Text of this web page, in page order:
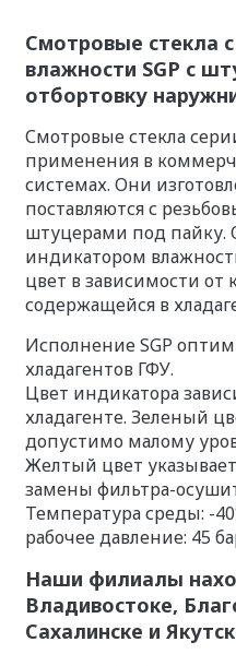
Смотровые стекла
влажности SGP с
отбортовку
Смотровые стекла
применения в
системах. Они
поставляются с
штуцерами под
индикатором
цвет в зависимости от
содержащейся в
Исполнение SGP
хладагентов ГФУ.
Цвет индикатора
хладагенте. Зеленый
допустимо малому
Желтый цвет
замены фильтра-
Температура среды: -
рабочее давление: 45
Наши филиалы
Владивостоке,
Сахалинске и